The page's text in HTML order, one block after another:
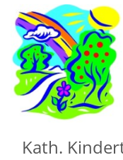
Zum Inhalt springen
Kath.